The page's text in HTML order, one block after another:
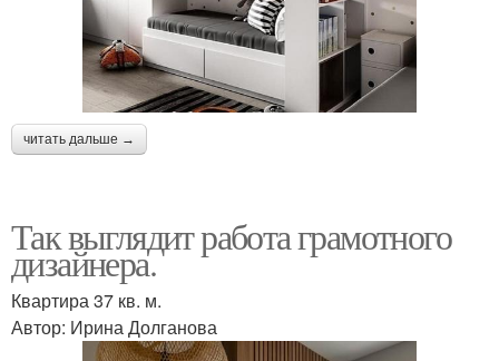
читать дальше →
Так выглядит работа грамотного
дизайнера.
Квартира 37 кв. м.
Автор: Ирина Долганова